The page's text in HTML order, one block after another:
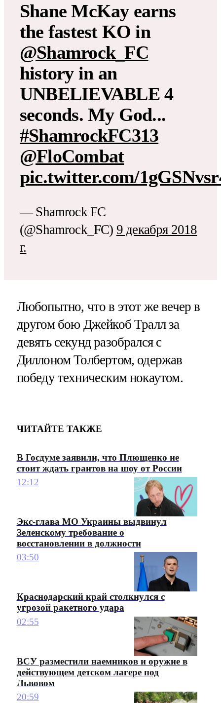
Shane McKay earns
the fastest KO in
@Shamrock_FC
history in an
UNBELIEVABLE 4
seconds. My God...
#ShamrockFC313
@FloCombat
pic.twitter.com/
— Shamrock FC
(@Shamrock_FC) 9 декабря 2018
г.
Любопытно, что в этот же вечер в
другом бою Джейкоб Тралл за
девять секунд разобрался с
Диллоном Толбертом, одержав
победу техническим нокаутом.
ЧИТАЙТЕ ТАКЖЕ
В Госдуме заявили, что Плющенко не
стоит ждать грантов на шоу от России
12:12
Экс-глава МО Украины выдвинул
Зеленскому требование о
восстановлении в должности
03:50
Краснодарский край столкнулся с
угрозой ракетного удара
02:55
ВСУ разместили наемников и оружие в
действующем детском лагере под
Львовом
20:59